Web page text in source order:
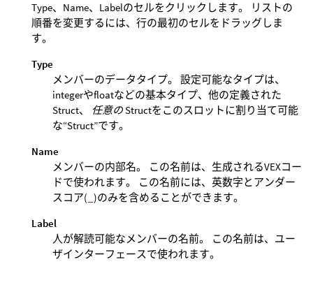
Type、Name、Labelのセルをクリックします。 リストの
順番を変更するには、行の最初のセルをドラッグしま
す。
Type
メンバーのデータタイプ。 設定可能なタイプは、
integerやfloatなどの基本タイプ、他の定義された
Struct、
任意のStructをこのスロットに割り当て可能
な“Struct”です。
Name
メンバーの内部名。 この名前は、生成されるVEXコー
ドで使われます。 この名前には、英数字とアンダー
スコア( )のみを含めることができます。
Label
人が解読可能なメンバーの名前。 この名前は、ユー
ザインターフェースで使われます。